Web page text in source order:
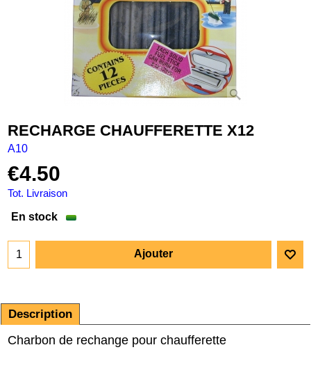
RECHARGE CHAUFFERETTE X12
A10
€4.50
Tot. Livraison
En stock
Ajouter
Description
Charbon de rechange pour chaufferette